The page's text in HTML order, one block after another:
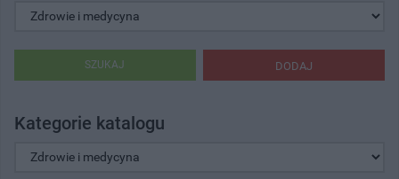
DODAJ
SZUKAJ
Kategorie katalogu